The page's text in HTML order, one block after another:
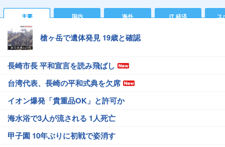
主要 国内 海外 IT 経済 ス
槍ヶ岳で遺体発見 19歳と確認
長崎市長 平和宣言を読み飛ばし
台湾代表、長崎の平和式典を欠席
イオン爆発「貴重品OK」と許可か
海水浴で3人が流される 1人死亡
甲子園 10年ぶりに初戦で姿消す